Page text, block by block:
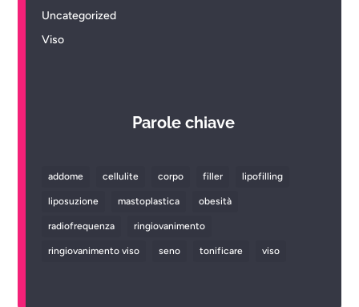
Uncategorized
Viso
Parole chiave
addome cellulite corpo filler lipofilling
liposuzione mastoplastica obesità
radiofrequenza ringiovanimento
ringiovanimento viso seno tonificare viso